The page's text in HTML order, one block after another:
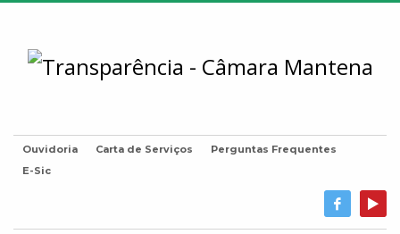
Ouvidoria Carta de Serviços
Perguntas Frequentes
E-Sic